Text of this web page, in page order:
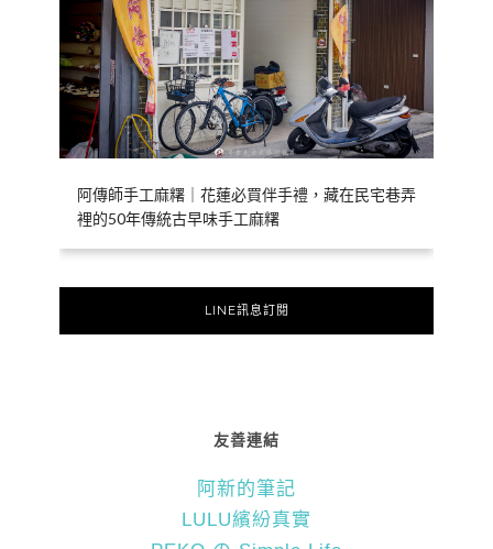
阿傳師手工麻糬｜花蓮必買伴手禮，藏在民宅巷弄
裡的50年傳統古早味手工麻糬
LINE訊息訂閱
友善連結
阿新的筆記
LULU繽紛真實